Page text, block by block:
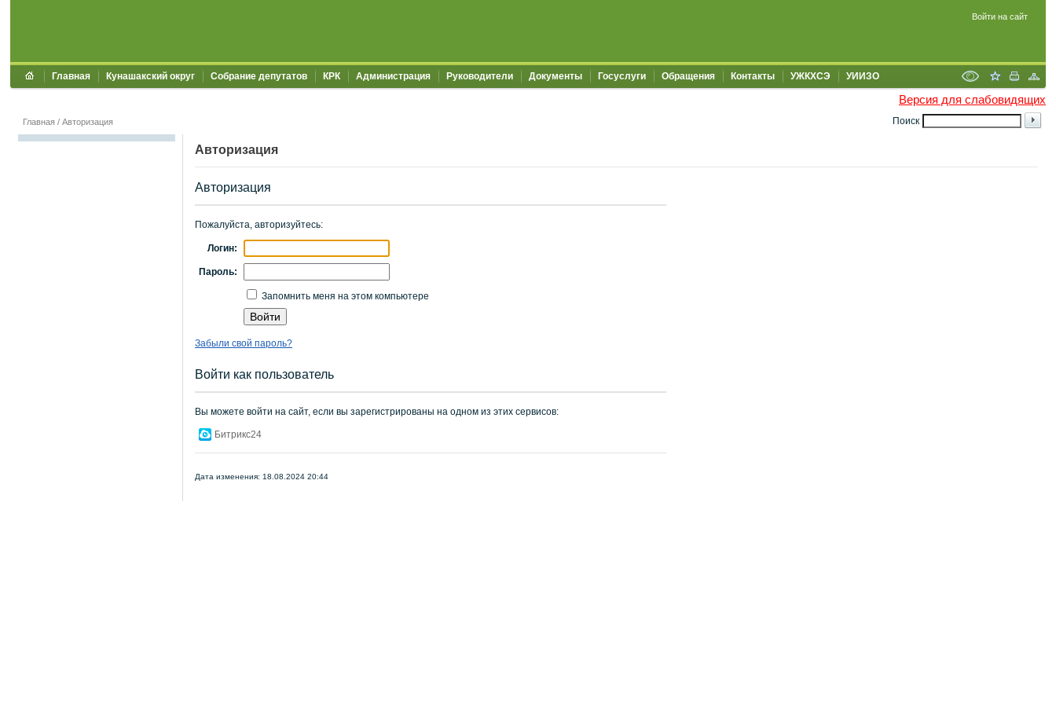
Войти на сайт
Главная Кунашакский округ Собрание депутатов КРК Администрация Руководители Документы Госуслуги Обращения Контакты УЖКХСЭ УИИЗО
Версия для слабовидящих
Поиск
Главная / Авторизация
Авторизация
Авторизация
Пожалуйста, авторизуйтесь:
Логин:
Пароль:
Запомнить меня на этом компьютере
Забыли свой пароль?
Войти как пользователь
Вы можете войти на сайт, если вы зарегистрированы на одном из этих сервисов:
Битрикс24
Дата изменения: 18.08.2024 20:44